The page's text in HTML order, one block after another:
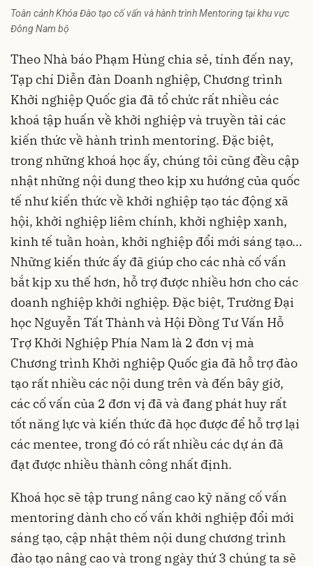
Toàn cảnh Khóa Đào tạo cố vấn và hành trình Mentoring tại khu vực
Đông Nam bộ
Theo Nhà báo Phạm Hùng chia sẻ, tính đến nay,
Tạp chí Diễn đàn Doanh nghiệp, Chương trình
Khởi nghiệp Quốc gia đã tổ chức rất nhiều các
khoá tập huấn về khởi nghiệp và truyền tải các
kiến thức về hành trình mentoring. Đặc biệt,
trong những khoá học ấy, chúng tôi cũng đều cập
nhật những nội dung theo kịp xu hướng của quốc
tế như kiến thức về khởi nghiệp tạo tác động xã
hội, khởi nghiệp liêm chính, khởi nghiệp xanh,
kinh tế tuần hoàn, khởi nghiệp đổi mới sáng tạo…
Những kiến thức ấy đã giúp cho các nhà cố vấn
bắt kịp xu thế hơn, hỗ trợ được nhiều hơn cho các
doanh nghiệp khởi nghiệp. Đặc biệt, Trường Đại
học Nguyễn Tất Thành và Hội Đồng Tư Vấn Hỗ
Trợ Khởi Nghiệp Phía Nam là 2 đơn vị mà
Chương trình Khởi nghiệp Quốc gia đã hỗ trợ đào
tạo rất nhiều các nội dung trên và đến bây giờ,
các cố vấn của 2 đơn vị đã và đang phát huy rất
tốt năng lực và kiến thức đã học được để hỗ trợ lại
các mentee, trong đó có rất nhiều các dự án đã
đạt được nhiều thành công nhất định.
Khoá học sẽ tập trung nâng cao kỹ năng cố vấn
mentoring dành cho cố vấn khởi nghiệp đổi mới
sáng tạo, cập nhật thêm nội dung chương trình
đào tạo nâng cao và trong ngày thứ 3 chúng ta sẽ